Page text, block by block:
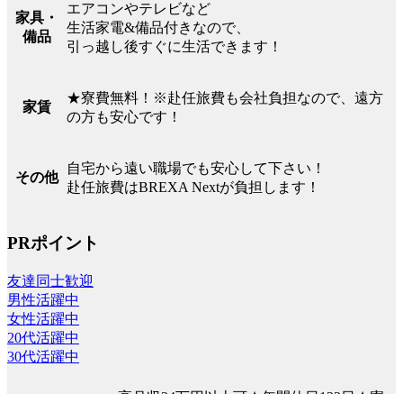
家具・
備品
エアコンやテレビなど
生活家電&備品付きなので、
引っ越し後すぐに生活できます！
家賃
★寮費無料！※赴任旅費も会社負担なので、遠方
の方も安心です！
その他
自宅から遠い職場でも安心して下さい！
赴任旅費はBREXA Nextが負担します！
PRポイント
友達同士歓迎
男性活躍中
女性活躍中
20代活躍中
30代活躍中